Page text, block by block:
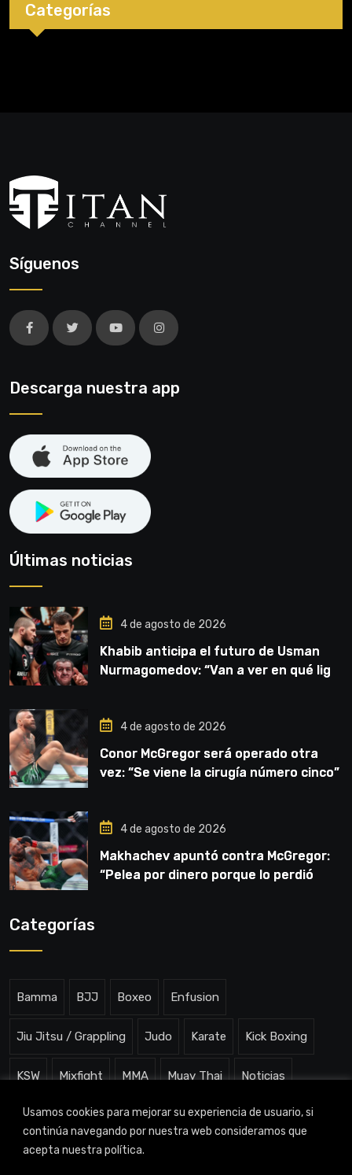
Usamos cookies para mejorar su experiencia de usuario, si
continúa navegando por nuestra web consideramos que
acepta nuestra política.
Categorías
Síguenos
Descarga nuestra app
Últimas noticias
4 de agosto de 2026
Khabib anticipa el futuro de Usman
Nurmagomedov: “Van a ver en qué liga
4 de agosto de 2026
Conor McGregor será operado otra
vez: “Se viene la cirugía número cinco”
4 de agosto de 2026
Makhachev apuntó contra McGregor:
“Pelea por dinero porque lo perdió
Categorías
Bamma BJJ Boxeo Enfusion
Jiu Jitsu / Grappling Judo Karate Kick Boxing
KSW Mixfight MMA Muay Thai Noticias
One ChampionShip Slam Arena Uncategorized